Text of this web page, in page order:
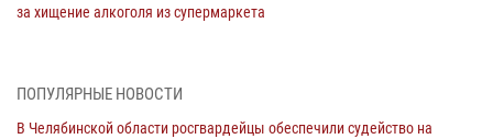
за хищение алкоголя из супермаркета
На Южном Урале спецназ Росгвардии провел военно-полевые
ПОПУЛЯРНЫЕ НОВОСТИ
В Челябинской области росгвардейцы обеспечили судейство на